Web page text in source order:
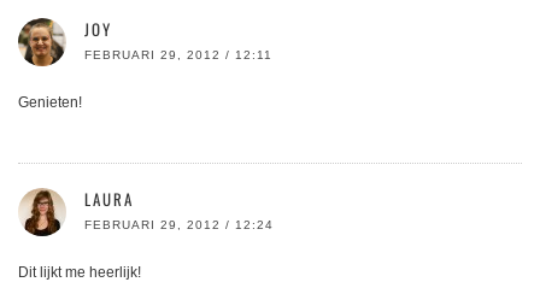
JOY
FEBRUARI 29, 2012 / 12:11
Genieten!
LAURA
FEBRUARI 29, 2012 / 12:24
Dit lijkt me heerlijk!